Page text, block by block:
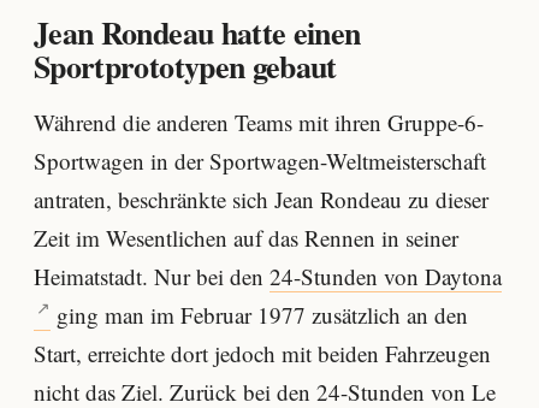
Jean Rondeau hatte einen
Sportprototypen gebaut
Während die anderen Teams mit ihren Gruppe-6-
Sportwagen in der Sportwagen-Weltmeisterschaft
antraten, beschränkte sich Jean Rondeau zu dieser
Zeit im Wesentlichen auf das Rennen in seiner
Heimatstadt. Nur bei den 24-Stunden von Daytona
ging man im Februar 1977 zusätzlich an den
Start, erreichte dort jedoch mit beiden Fahrzeugen
nicht das Ziel. Zurück bei den 24-Stunden von Le